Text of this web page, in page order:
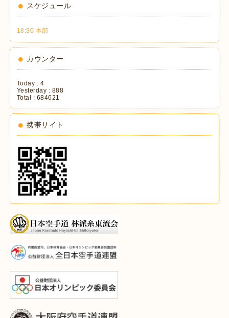
スケジュール
18:30 本部
カウンター
Today : 4
Yesterday : 888
Total : 684621
携帯サイト